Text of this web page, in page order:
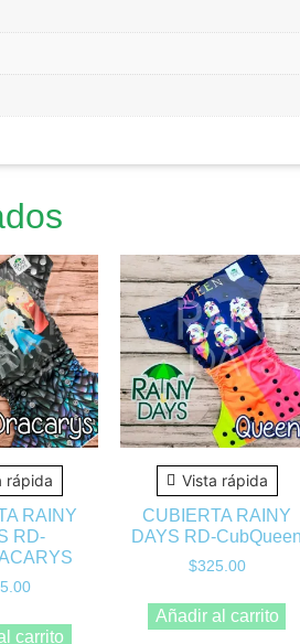
rápida
RAINY
RD-
carrito
Vista rápida
CUBIERTA RAINY
DAYS RD-CubQueen
$325.00
Añadir al carrito